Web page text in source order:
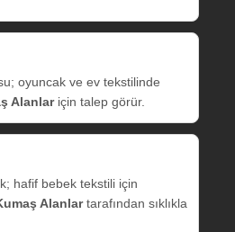
oyuncak ve ev tekstilinde
Alanlariçin talep görür.
hafif bebek tekstili için
Alanlartarafından sıklıkla